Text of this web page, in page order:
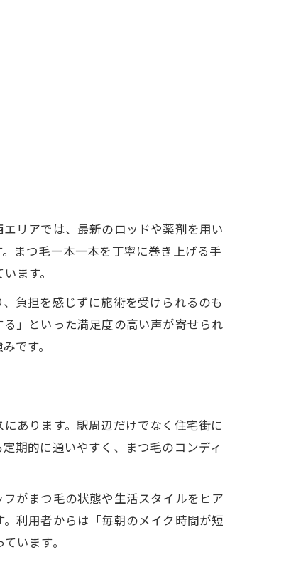
リアでは、最新のロッドや薬剤を用い
まつ毛一本一本を丁寧に巻き上げる手
ます。
負担を感じずに施術を受けられるのも
」といった満足度の高い声が寄せられ
です。
あります。駅周辺だけでなく住宅街に
期的に通いやすく、まつ毛のコンディ
がまつ毛の状態や生活スタイルをヒア
利用者からは「毎朝のメイク時間が短
います。